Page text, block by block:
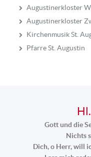
Augustinerkloster
Augustinerkloster
Kirchenmusik St.
Pfarre St. Augustin
Gott und die
Nichts
Dich, o Herr, will